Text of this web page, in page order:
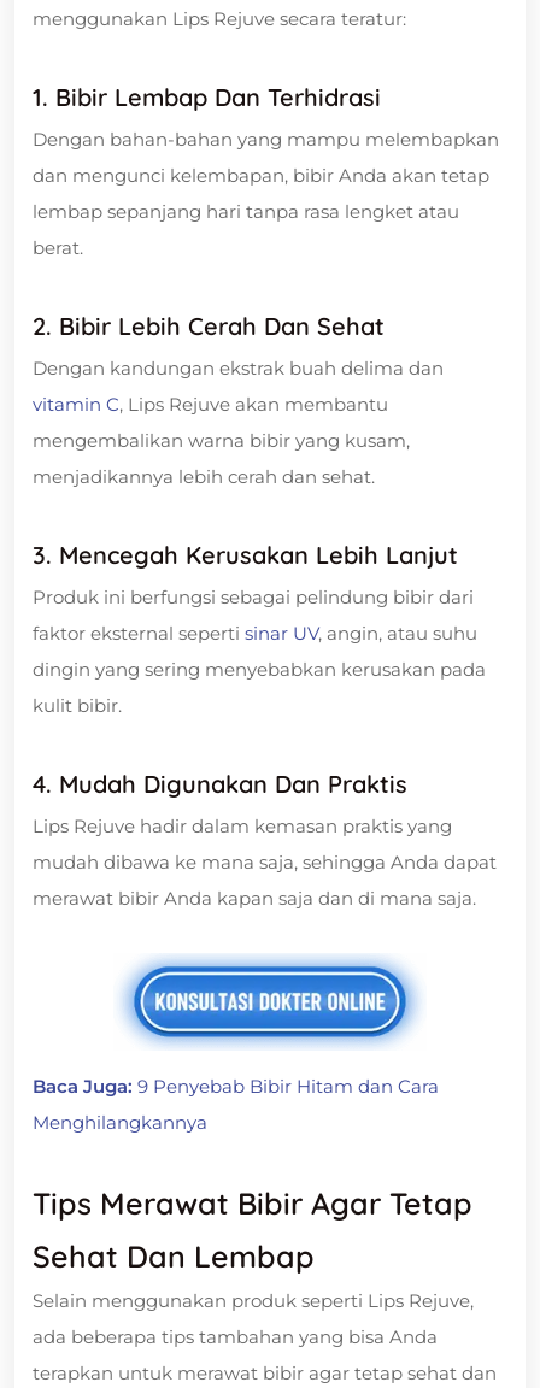
menggunakan Lips Rejuve secara teratur:
1. Bibir Lembap Dan Terhidrasi
Dengan bahan-bahan yang mampu melembapkan
dan mengunci kelembapan, bibir Anda akan tetap
lembap sepanjang hari tanpa rasa lengket atau
berat.
2. Bibir Lebih Cerah Dan Sehat
Dengan kandungan ekstrak buah delima dan
vitamin C, Lips Rejuve akan membantu
mengembalikan warna bibir yang kusam,
menjadikannya lebih cerah dan sehat.
3. Mencegah Kerusakan Lebih Lanjut
Produk ini berfungsi sebagai pelindung bibir dari
faktor eksternal seperti sinar UV, angin, atau suhu
dingin yang sering menyebabkan kerusakan pada
kulit bibir.
4. Mudah Digunakan Dan Praktis
Lips Rejuve hadir dalam kemasan praktis yang
mudah dibawa ke mana saja, sehingga Anda dapat
merawat bibir Anda kapan saja dan di mana saja.
Baca Juga: 9 Penyebab Bibir Hitam dan Cara
Menghilangkannya
Tips Merawat Bibir Agar Tetap
Sehat Dan Lembap
Selain menggunakan produk seperti Lips Rejuve,
ada beberapa tips tambahan yang bisa Anda
terapkan untuk merawat bibir agar tetap sehat dan